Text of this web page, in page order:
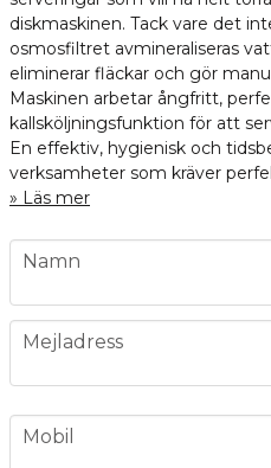
diskmaskinen. Tack vare det
osmosfiltret avmineraliseras
eliminerar fläckar och gör
Maskinen arbetar ångfritt,
kallsköljningsfunktion för att
En effektiv, hygienisk och
verksamheter som kräver
Läs mer
name
Namn
email
Mejladress
phone
Mobil